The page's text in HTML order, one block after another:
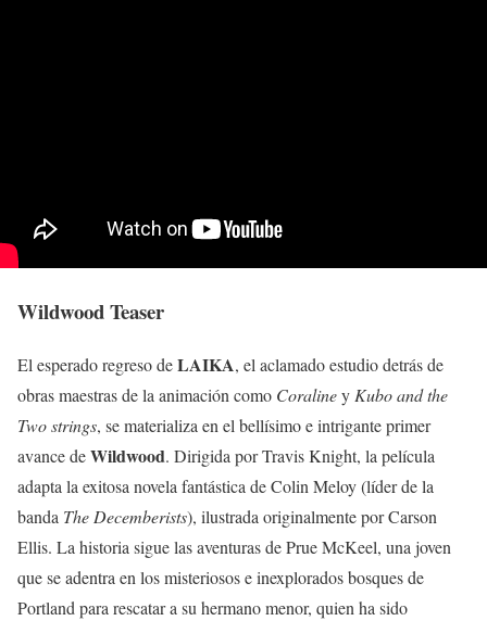
Wildwood Teaser
El esperado regreso deLAIKA, el aclamado estudio detrás de
obras maestras de la animación como Coraliney Kubo and the
Two strings, se materializa en el bellísimo e intrigante primer
avance deWildwood. Dirigida por Travis Knight, la película
adapta la exitosa novela fantástica de Colin Meloy (líder de la
banda The Decemberists), ilustrada originalmente por Carson
Ellis. La historia sigue las aventuras de Prue McKeel, una joven
que se adentra en los misteriosos e inexplorados bosques de
Portland para rescatar a su hermano menor, quien ha sido